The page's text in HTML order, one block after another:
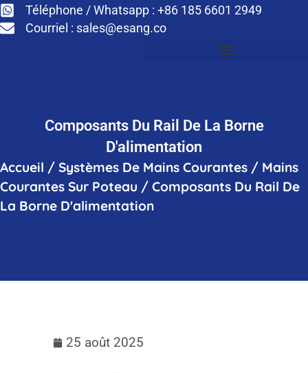
Téléphone / Whatsapp : +86 185 6601 2949
Courriel : sales@esang.co
Composants Du Rail De La Borne
D'alimentation
Accueil / Systèmes De Mains Courantes / Mains
Courantes Sur Poteau / Composants Du Rail De
La Borne D'alimentation
25 août 2025